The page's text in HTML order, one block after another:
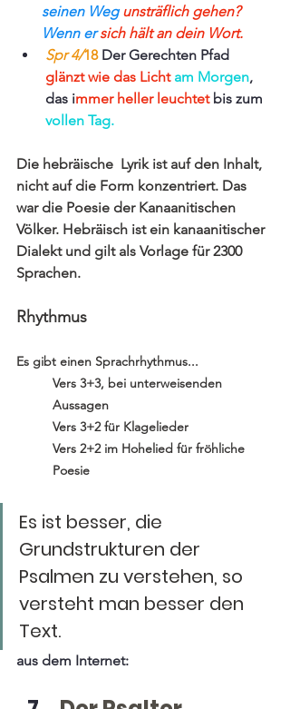
seinen Weg unsträflich gehen?
Wenn er sich hält an dein Wort.
Spr 4/18 Der Gerechten Pfad
glänzt wie das Licht am Morgen,
das immer heller leuchtet bis zum
vollen Tag.
Die hebräische  Lyrik ist auf den Inhalt,
nicht auf die Form konzentriert. Das
war die Poesie der Kanaanitischen
Völker. Hebräisch ist ein kanaanitischer
Dialekt und gilt als Vorlage für 2300
Sprachen.
Rhythmus
Es gibt einen Sprachrhythmus...
Vers 3+3, bei unterweisenden
Aussagen
Vers 3+2 für Klagelieder
Vers 2+2 im Hohelied für fröhliche
Poesie
Es ist besser, die
Grundstrukturen der
Psalmen zu verstehen, so
versteht man besser den
Text.
aus dem Internet: